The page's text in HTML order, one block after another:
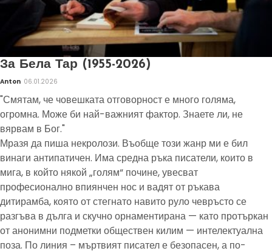
За Бела Тар (1955-2026)
Anton 06.01.2026
"Смятам, че човешката отговорност е много голяма,
огромна. Може би най-важният фактор. Знаете ли, не
вярвам в Бог."
Мразя да пиша некролози. Въобще този жанр ми е бил
винаги антипатичен. Има средна ръка писатели, които в
мига, в който някой „голям“ почине, увесват
професионално впиянчен нос и вадят от ръкава
дитирамба, която от стегнато навито руло чевръсто се
разгъва в дълга и скучно орнаментирана — като протъркан
от анонимни подметки обществен килим — интелектуална
поза. По линия – мъртвият писател е безопасен, а по-